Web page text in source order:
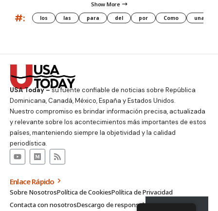
Show More
#: los las para del por Como una
USA Today –su fuente confiable de noticias sobre República
Dominicana, Canadá, México, España y Estados Unidos.
Nuestro compromiso es brindar información precisa, actualizada
y relevante sobre los acontecimientos más importantes de estos
países, manteniendo siempre la objetividad y la calidad
periodística.
Enlace Rápido
Sobre NosotrosPolítica de CookiesPolítica de Privacidad
Contacta con nosotrosDescargo de responsabilidad